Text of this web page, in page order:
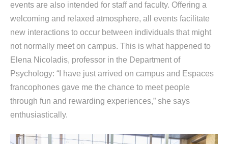
events are also intended for staff and faculty. Offering a
welcoming and relaxed atmosphere, all events facilitate
new interactions to occur between individuals that might
not normally meet on campus. This is what happened to
Elena Nicoladis, professor in the Department of
Psychology: “I have just arrived on campus and Espaces
francophones gave me the chance to meet people
through fun and rewarding experiences,” she says
enthusiastically.